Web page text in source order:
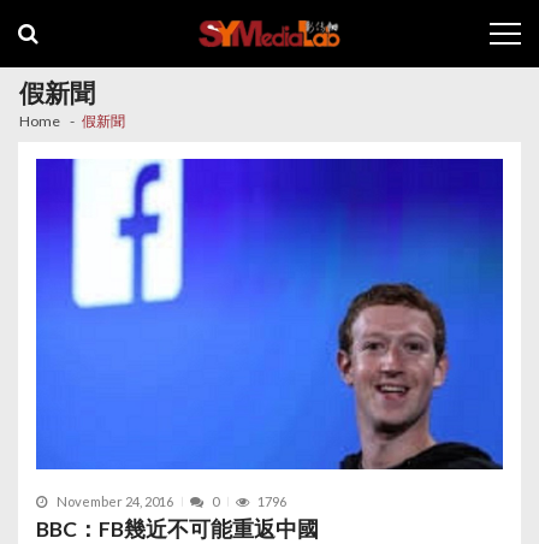
navigation
content
假新聞
Home 假新聞
November 24, 2016 0 1796
BBC：FB幾近不可能重返中國